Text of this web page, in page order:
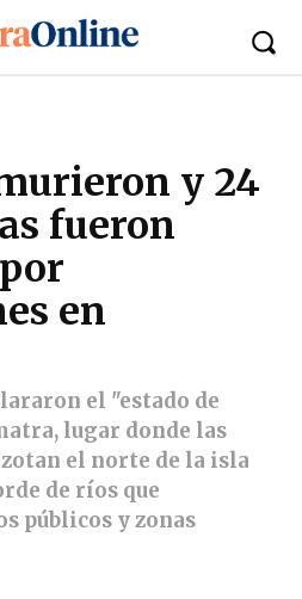
y 24
fueron
en
el "estado de
lugar donde las
el norte de la isla
de ríos que
públicos y zonas